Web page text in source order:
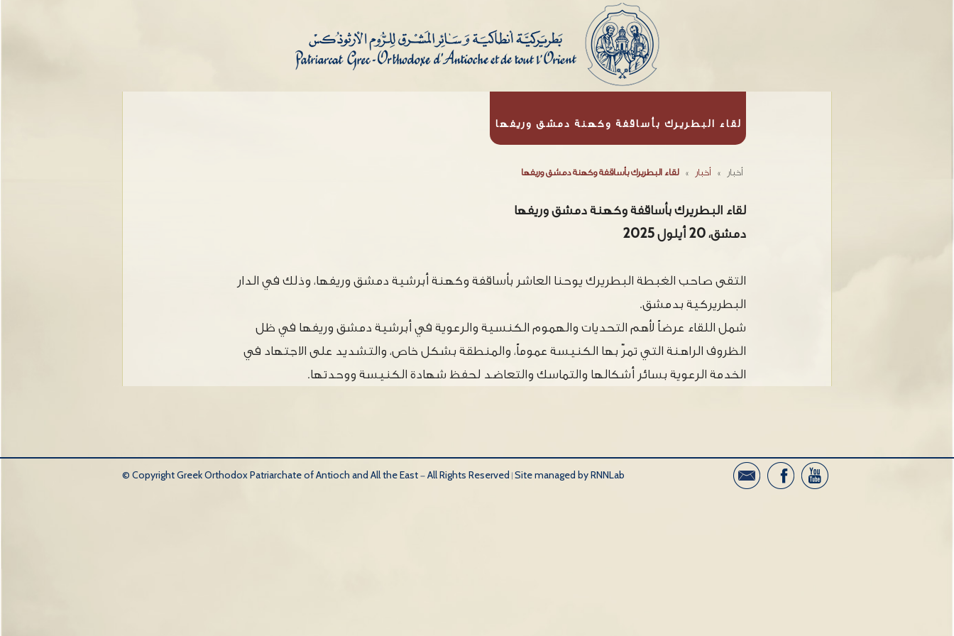
لقاء البطريرك بأساقفة وكهنة دمشق وريفها
أخبار » أخبار » لقاء البطريرك بأساقفة وكهنة دمشق وريفها
لقاء البطريرك بأساقفة وكهنة دمشق وريفها
دمشق، 20 أيلول 2025
التقى صاحب الغبطة البطريرك يوحنا العاشر بأساقفة وكهنة أبرشية دمشق وريفها، وذلك في الدار
البطريركية بدمشق.
شمل اللقاء عرضاً لأهم التحديات والهموم الكنسية والرعوية في أبرشية دمشق وريفها في ظل
الظروف الراهنة التي تمرّ بها الكنيسة عموماً، والمنطقة بشكل خاص، والتشديد على الاجتهاد في
الخدمة الرعوية بسائر أشكالها والتماسك والتعاضد لحفظ شهادة الكنيسة ووحدتها.
© Copyright Greek Orthodox Patriarchate of Antioch and All the East - All Rights Reserved | Site managed by RNNLab